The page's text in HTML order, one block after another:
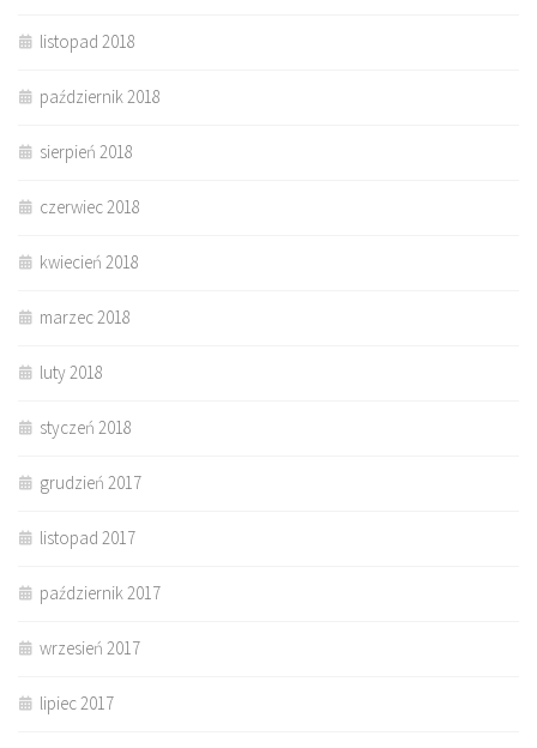
listopad 2018
październik 2018
sierpień 2018
czerwiec 2018
kwiecień 2018
marzec 2018
luty 2018
styczeń 2018
grudzień 2017
listopad 2017
październik 2017
wrzesień 2017
lipiec 2017